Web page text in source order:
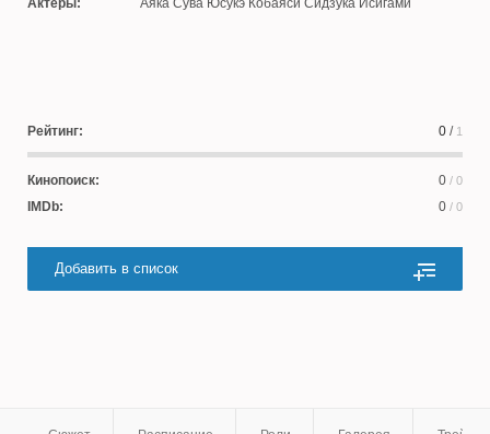
Актеры:
Аяка Сува Юсукэ Кобаяси Сидзука Исигами
Рейтинг: 0 / 1
Кинопоиск: 0 / 0
IMDb: 0 / 0
Добавить в список